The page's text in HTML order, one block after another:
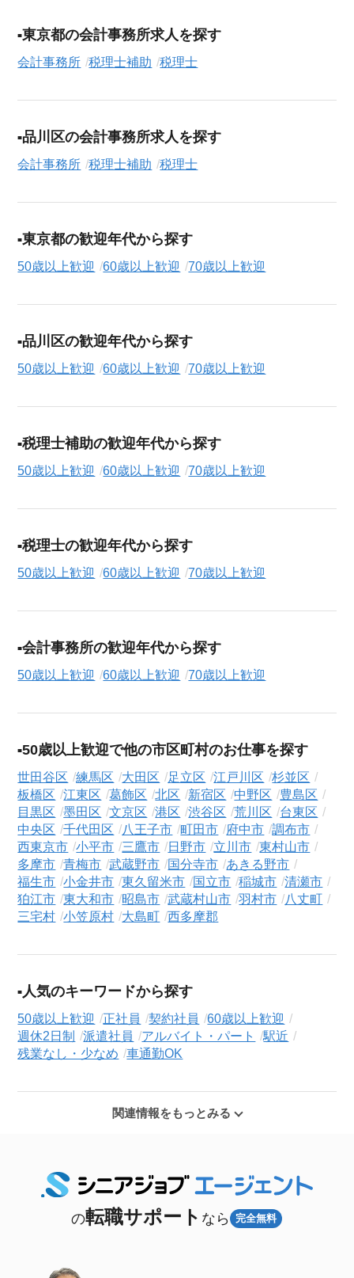
この税理士補助・税理士の求人にご興味をお持ちの方はもちろ
ん、「まずは相談から始めたい」という方も、ぜひお気軽に
東京都の会計事務所求人を探す
会計事務所 税理士補助 税理士
品川区の会計事務所求人を探す
会計事務所 税理士補助 税理士
東京都の歓迎年代から探す
50歳以上歓迎 60歳以上歓迎 70歳以上歓迎
品川区の歓迎年代から探す
50歳以上歓迎 60歳以上歓迎 70歳以上歓迎
税理士補助の歓迎年代から探す
50歳以上歓迎 60歳以上歓迎 70歳以上歓迎
税理士の歓迎年代から探す
50歳以上歓迎 60歳以上歓迎 70歳以上歓迎
会計事務所の歓迎年代から探す
50歳以上歓迎 60歳以上歓迎 70歳以上歓迎
50歳以上歓迎で他の市区町村のお仕事を探す
世田谷区 練馬区 大田区 足立区 江戸川区
杉並区
板橋区
江東区 葛飾区 北区 新宿区 中野区
豊島区
目黒区
墨田区 文京区 港区 渋谷区 荒川区
台東区
中央区
千代田区 八王子市 町田市 府中市
調布市
西東京市
小平市 三鷹市 日野市 立川市
東村山市
多摩市
青梅市 武蔵野市 国分寺市
あきる野市
福生市
小金井市 東久留米市 国立市 稲城市
清瀬市
狛江市
東大和市 昭島市 武蔵村山市 羽村市
八丈町
三宅村
小笠原村 大島町 西多摩郡
人気のキーワードから探す
50歳以上歓迎 正社員 契約社員
60歳以上歓迎
週休2日制
派遣社員 アルバイト・パート
駅近
残業なし・少なめ
車通勤OK
関連情報をもっとみる
の転職サポート なら 完全無料